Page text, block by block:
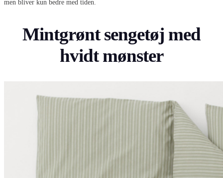
men bliver kun bedre med tiden.
Mintgrønt sengetøj med
hvidt mønster